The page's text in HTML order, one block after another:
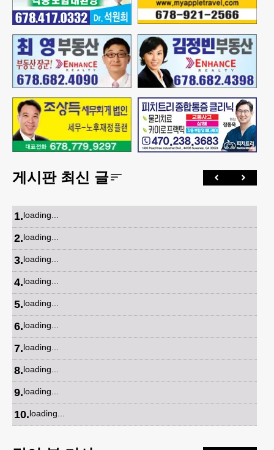
게시판 최신 글
1.loading...
2.loading...
3.loading...
4.loading...
5.loading...
6.loading...
7.loading...
8.loading...
9.loading...
10.loading...